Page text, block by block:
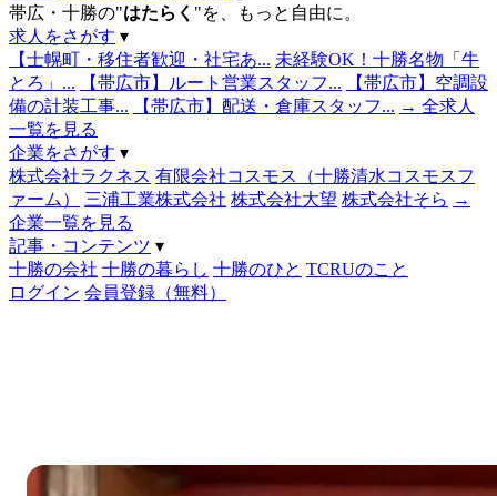
帯広・十勝の"はたらく "を、もっと自由に。
求人をさがす ▾
【士幌町・移住者歓迎・社宅あ... 未経験OK！十勝名物「牛
とろ」...
【帯広市】ルート営業スタッフ...
【帯広市】空調設
備の計装工事...
【帯広市】配送・倉庫スタッフ... → 全求人
一覧を見る
企業をさがす ▾
株式会社ラクネス 有限会社コスモス（十勝清水コスモスフ
ァーム）
三浦工業株式会社 株式会社大望 株式会社そら →
企業一覧を見る
記事・コンテンツ ▾
十勝の会社 十勝の暮らし 十勝のひと TCRUのこと
ログイン 会員登録（無料）